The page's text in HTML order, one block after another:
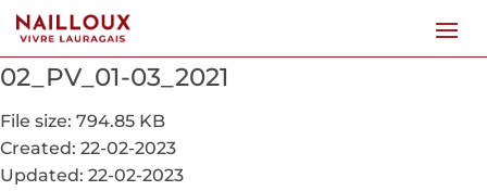
02_PV_01-03_2021
File size: 794.85 KB
Created: 22-02-2023
Updated: 22-02-2023